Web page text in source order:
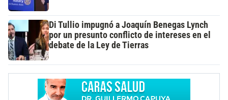
Di Tullio impugnó a Joaquín Benegas Lynch
por un presunto conflicto de intereses en el
debate de la Ley de Tierras